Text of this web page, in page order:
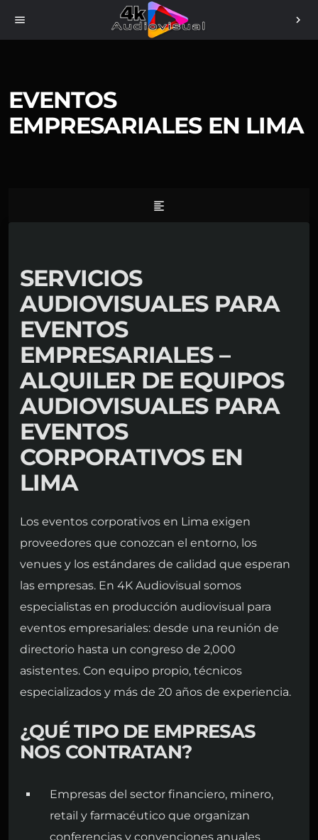
menu chevron_right
EVENTOS
EMPRESARIALES EN LIMA
format_align_left
SERVICIOS
AUDIOVISUALES PARA
EVENTOS
EMPRESARIALES –
ALQUILER DE EQUIPOS
AUDIOVISUALES PARA
EVENTOS
CORPORATIVOS EN
LIMA
Los eventos corporativos en Lima exigen
proveedores que conozcan el entorno, los
venues y los estándares de calidad que esperan
las empresas. En 4K Audiovisual somos
especialistas en producción audiovisual para
eventos empresariales: desde una reunión de
directorio hasta un congreso de 2,000
asistentes. Con equipo propio, técnicos
especializados y más de 20 años de experiencia.
¿QUÉ TIPO DE EMPRESAS
NOS CONTRATAN?
Empresas del sector financiero, minero,
retail y farmacéutico que organizan
conferencias y convenciones anuales